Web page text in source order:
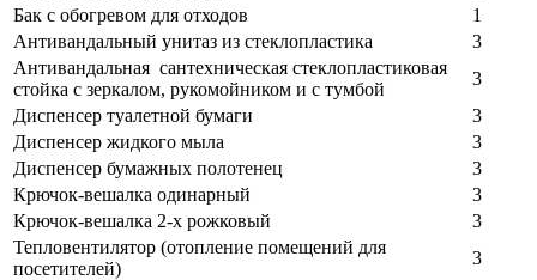
Бак с обогревом для отходов
1
Антивандальный унитаз из стеклопластика
3
Антивандальная сантехническая стеклопластиковая
стойка с зеркалом, рукомойником и с тумбой
3
Диспенсер туалетной бумаги
3
Диспенсер жидкого мыла
3
Диспенсер бумажных полотенец
3
Крючок-вешалка одинарный
3
Крючок-вешалка 2-х рожковый
3
Тепловентилятор (отопление помещений для
посетителей)
3